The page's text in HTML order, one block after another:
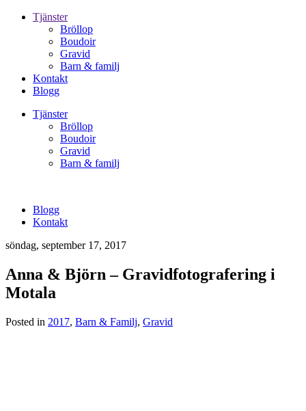
Tjänster
Bröllop
Boudoir
Gravid
Barn & familj
Kontakt
Blogg
Tjänster
Bröllop
Boudoir
Gravid
Barn & familj
Blogg
Kontakt
söndag, september 17, 2017
Anna & Björn – Gravidfotografering i
Motala
Posted in 2017, Barn & Familj, Gravid